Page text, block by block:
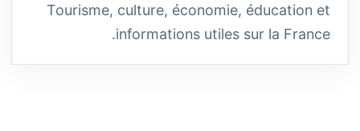
Tourisme, culture, économie, éducation et
informations utiles sur la France.